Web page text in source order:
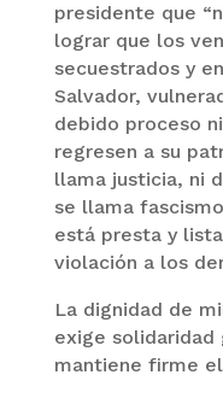
presidente que
lograr que los
secuestrados y
Salvador,
debido proceso
regresen a su
llama justicia, ni
se llama
está presta y
violación a los
La dignidad de
exige solidaridad
mantiene firme